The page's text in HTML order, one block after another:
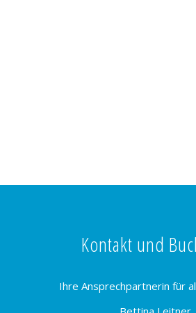
Kontakt und
Ihre Ansprechpartnerin für